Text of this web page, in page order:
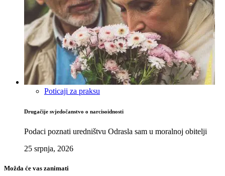
Poticaji za praksu
Drugačije svjedočanstvo o narcisoidnosti
Podaci poznati uredništvu Odrasla sam u moralnoj obitelji
25 srpnja, 2026
Možda će vas zanimati